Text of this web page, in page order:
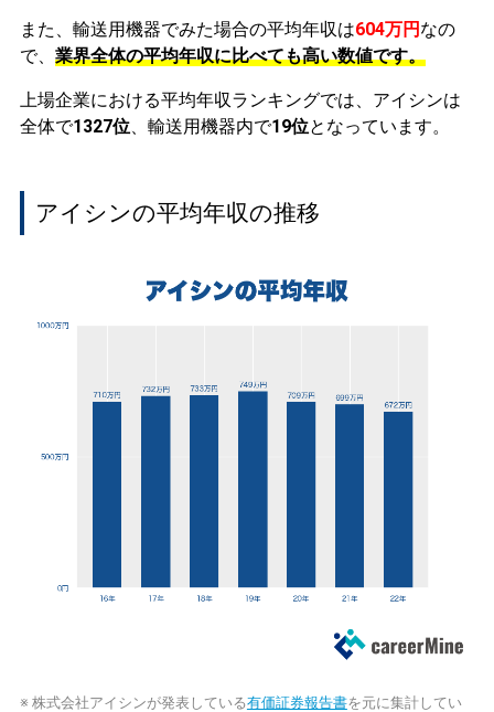
また、輸送用機器でみた場合の平均年収は604万円 なの
で、 業界全体の平均年収に比べても高い数値です。
上場企業における平均年収ランキングでは、アイシンは
全体で1327位、輸送用機器内で19位となっています。
アイシンの平均年収の推移
※ 株式会社アイシンが発表している有価証券報告書を元に集計してい